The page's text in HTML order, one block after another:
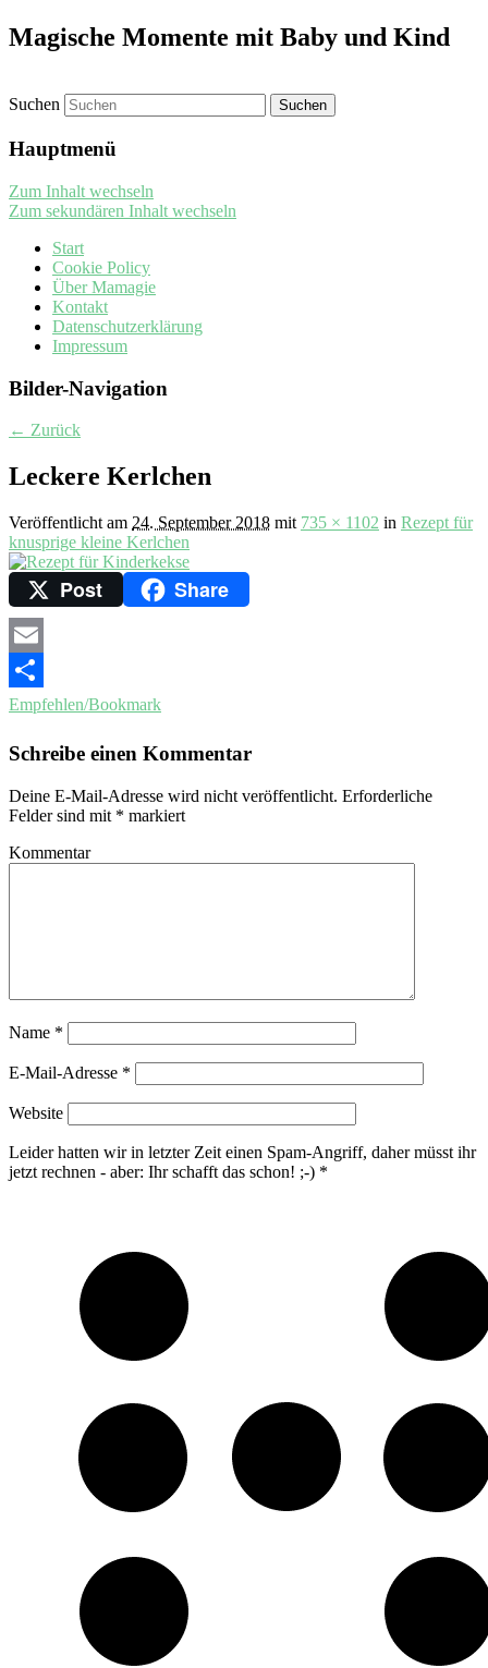
Magische Momente mit Baby und Kind
Suchen
Hauptmenü
Zum Inhalt wechseln
Zum sekundären Inhalt wechseln
Start
Cookie Policy
Über Mamagie
Kontakt
Datenschutzerklärung
Impressum
Bilder-Navigation
← Zurück
Leckere Kerlchen
Veröffentlicht am 24. September 2018 mit 735 × 1102 in Rezept für
knusprige kleine Kerlchen
Post Share
Email
Empfehlen/Bookmark
Schreibe einen Kommentar
Deine E-Mail-Adresse wird nicht veröffentlicht. Erforderliche
Felder sind mit * markiert
Kommentar
Name *
E-Mail-Adresse *
Website
Leider hatten wir in letzter Zeit einen Spam-Angriff, daher müsst ihr
jetzt rechnen - aber: Ihr schafft das schon! ;-) *